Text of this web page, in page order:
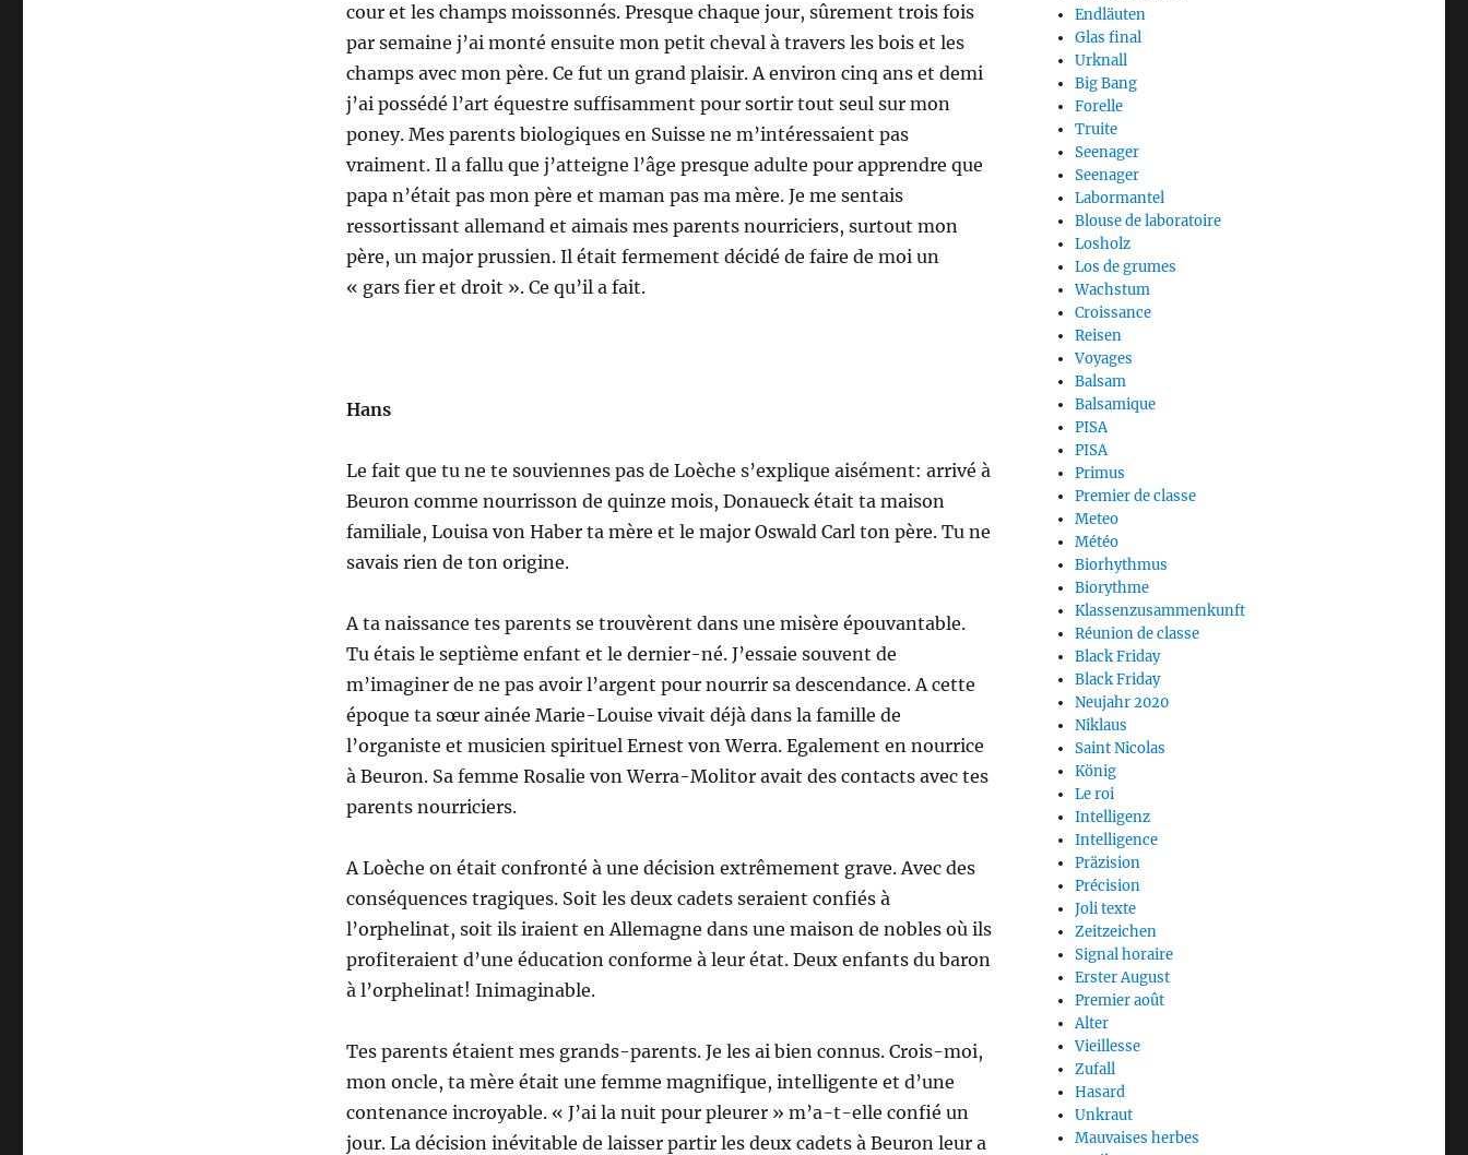
cour et les champs moissonnés. Presque chaque jour, sûrement trois fois
par semaine j’ai monté ensuite mon petit cheval à travers les bois et les
champs avec mon père. Ce fut un grand plaisir. A environ cinq ans et demi
j’ai possédé l’art équestre suffisamment pour sortir tout seul sur mon
poney. Mes parents biologiques en Suisse ne m’intéressaient pas
vraiment. Il a fallu que j’atteigne l’âge presque adulte pour apprendre que
papa n’était pas mon père et maman pas ma mère. Je me sentais
ressortissant allemand et aimais mes parents nourriciers, surtout mon
père, un major prussien. Il était fermement décidé de faire de moi un
« gars fier et droit ». Ce qu’il a fait.
Hans
Le fait que tu ne te souviennes pas de Loèche s’explique aisément: arrivé à
Beuron comme nourrisson de quinze mois, Donaueck était ta maison
familiale, Louisa von Haber ta mère et le major Oswald Carl ton père. Tu ne
savais rien de ton origine.
A ta naissance tes parents se trouvèrent dans une misère épouvantable.
Tu étais le septième enfant et le dernier-né. J’essaie souvent de
m’imaginer de ne pas avoir l’argent pour nourrir sa descendance. A cette
époque ta sœur ainée Marie-Louise vivait déjà dans la famille de
l’organiste et musicien spirituel Ernest von Werra. Egalement en nourrice
à Beuron. Sa femme Rosalie von Werra-Molitor avait des contacts avec tes
parents nourriciers.
A Loèche on était confronté à une décision extrêmement grave. Avec des
conséquences tragiques. Soit les deux cadets seraient confiés à
l’orphelinat, soit ils iraient en Allemagne dans une maison de nobles où ils
profiteraient d’une éducation conforme à leur état. Deux enfants du baron
à l’orphelinat! Inimaginable.
Tes parents étaient mes grands-parents. Je les ai bien connus. Crois-moi,
mon oncle, ta mère était une femme magnifique, intelligente et d’une
contenance incroyable. « J’ai la nuit pour pleurer » m’a-t-elle confié un
jour. La décision inévitable de laisser partir les deux cadets à Beuron leur a
Endläuten
Glas final
Urknall
Big Bang
Forelle
Truite
Seenager
Seenager
Labormantel
Blouse de laboratoire
Losholz
Los de grumes
Wachstum
Croissance
Reisen
Voyages
Balsam
Balsamique
PISA
PISA
Primus
Premier de classe
Meteo
Météo
Biorhythmus
Biorythme
Klassenzusammenkunft
Réunion de classe
Black Friday
Black Friday
Neujahr 2020
Niklaus
Saint Nicolas
König
Le roi
Intelligenz
Intelligence
Präzision
Précision
Joli texte
Zeitzeichen
Signal horaire
Erster August
Premier août
Alter
Vieillesse
Zufall
Hasard
Unkraut
Mauvaises herbes